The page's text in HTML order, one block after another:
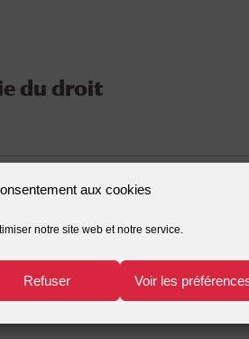
aux cookies
notre site web et notre service.
Refuser Voir les
du droit